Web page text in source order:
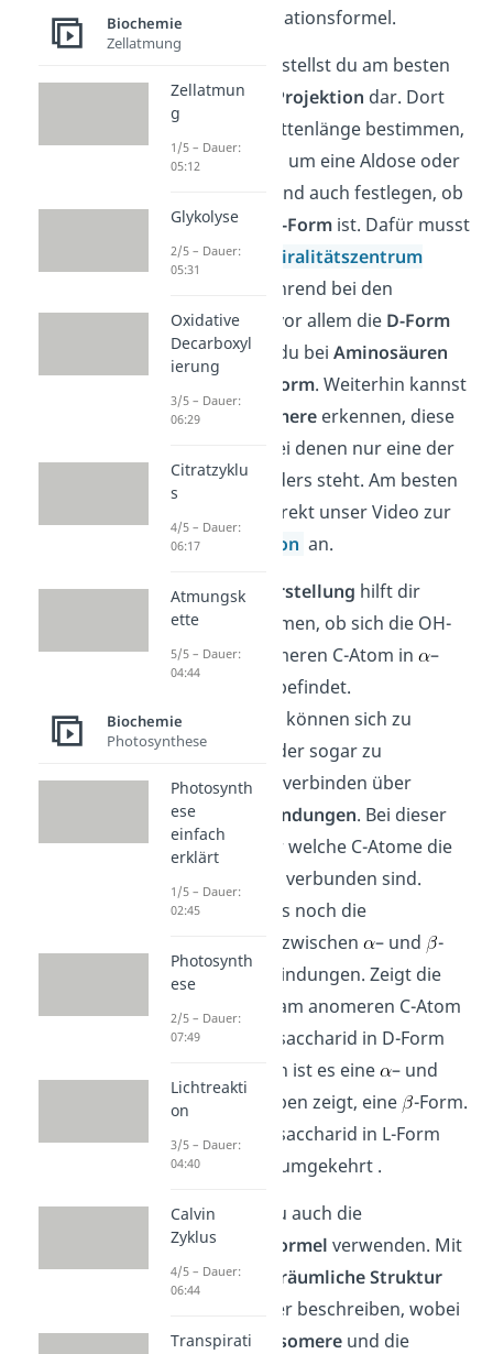
und die Konformationsformel.
Die offene Kette stellst du am besten
mit derFischer-Projektion dar. Dort
kannst du die Kettenlänge bestimmen,
sehen, ob es sich um eine Aldose oder
Ketose handelt und auch festlegen, ob
es eineD- oder L-Form ist. Dafür musst
du zuerst das
Chiralitätszentrum
bestimmen. Während bei den
Einfachzuckern vor allem die D-Form
vorliegt, findest du bei Aminosäuren
L-Form. Weiterhin kannst
du auch gut
Epimereerkennen, diese
, bei denen nur eine der
OH-Gruppen anders steht. Am besten
schaust du dir direkt unser Video zur
Fischer-Projektion an.
DieHaworth-Darstellung hilft dir
dabei, zu bestimmen, ob sich die OH-
Gruppe am anomeren C-Atom in
–
-Stellung befindet.
Monosaccharide können sich zu
Disacchariden oder sogar zu
Polysacchariden verbinden über
glykosidische Bindungen. Bei dieser
gibst du an, über welche C-Atome die
Monosaccharide verbunden sind.
Außerdem gibt es noch die
Unterscheidung zwischen
– und
-
glykosidischen Bindungen. Zeigt die
Hydroxygruppe am anomeren C-Atom
bei einem Monosaccharid in D-Form
nach unten, dann ist es eine
– und
wenn sie nach oben zeigt, eine
-Form.
Bei einem Monosaccharid in L-Form
wäre das genau umgekehrt .
Zuletzt kannst du auch die
Konformationsformel verwenden. Mit
ihr lässt sich die
räumliche Struktur
der Einfachzucker beschreiben, wobei
auch dieStereoisomereund die
Biochemie
Zellatmung
Zellatmun
g
1/5 – Dauer:
05:12
Glykolyse
2/5 – Dauer:
05:31
Oxidative
Decarboxyl
ierung
3/5 – Dauer:
06:29
Citratzyklu
s
4/5 – Dauer:
06:17
Atmungsk
ette
5/5 – Dauer:
04:44
Biochemie
Photosynthese
Photosynth
ese
einfach
erklärt
1/5 – Dauer:
02:45
Photosynth
ese
2/5 – Dauer:
07:49
Lichtreakti
on
3/5 – Dauer:
04:40
Calvin
Zyklus
4/5 – Dauer:
06:44
Transpirati